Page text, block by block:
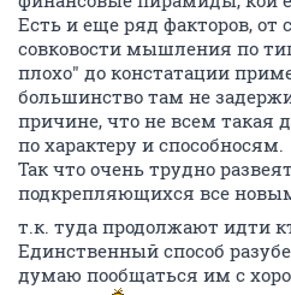
Есть и еще ряд факторов,
совковости мышления по
плохо" до констатации
большинство там не
причине, что не всем такая
по характеру и способносям.
Так что очень трудно
подкрепляющихся все
т.к. туда продолжают идти
Единственный способ
думаю пообщаться им с